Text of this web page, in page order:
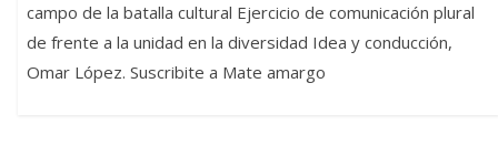
campo de la batalla cultural Ejercicio de comunicación plural
de frente a la unidad en la diversidad Idea y conducción,
Omar López. Suscribite a Mate amargo